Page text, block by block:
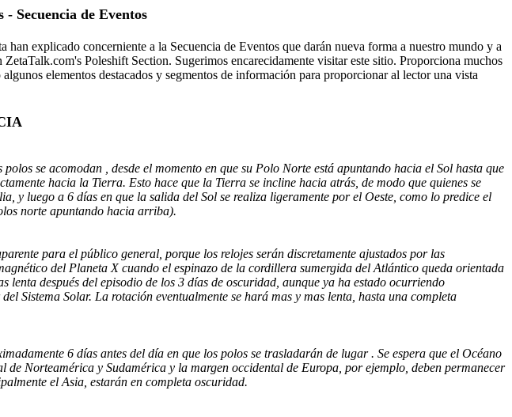
Secuencia de Eventos
explicado concerniente a la Secuencia de Eventos que darán nueva forma a nuestro mundo y a
Poleshift Section. Sugerimos encarecidamente visitar este sitio. Proporciona muchos
elementos destacados y segmentos de información para proporcionar al lector una vista
se acomodan , desde el momento en que su Polo Norte está apuntando hacia el Sol hasta que
hacia la Tierra. Esto hace que la Tierra se incline hacia atrás, de modo que quienes se
y luego a 6 días en que la salida del Sol se realiza ligeramente por el Oeste, como lo predice el
norte apuntando hacia arriba).
para el público general, porque los relojes serán discretamente ajustados por las
del Planeta X cuando el espinazo de la cordillera sumergida del Atlántico queda orientada
después del episodio de los 3 días de oscuridad, aunque ya ha estado ocurriendo
Sistema Solar. La rotación eventualmente se hará mas y mas lenta, hasta una completa
6 días antes del día en que los polos se trasladarán de lugar . Se espera que el Océano
Norteamérica y Sudamérica y la margen occidental de Europa, por ejemplo, deben permanecer
el Asia, estarán en completa oscuridad.